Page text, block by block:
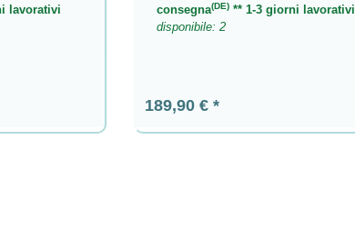
lavorativi
consegna(DE) ** 1-3 giorni lavorativi
disponibile: 2
Prezzo normale:
189,90 €